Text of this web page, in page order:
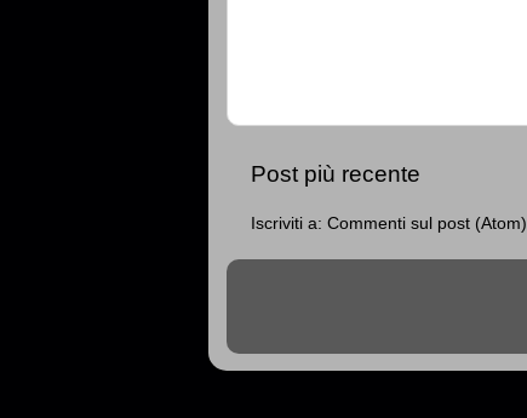
Post più recente
Iscriviti a: Commenti sul post (Atom)